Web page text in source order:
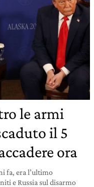
le armi
il 5
ora
fa, era l’ultimo
e Russia sul disarmo